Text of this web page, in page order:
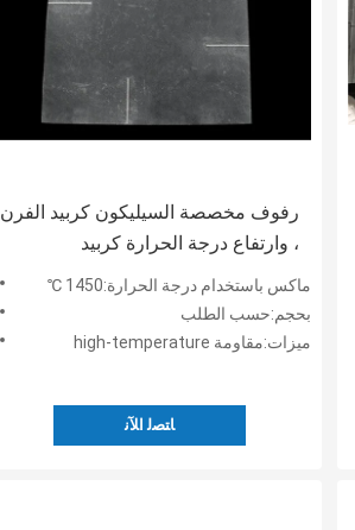
رفوف مخصصة السيليكون كربيد الفرن
، وارتفاع درجة الحرارة كربيد
السيليكون لوحة
ماكس باستخدام درجة الحرارة:1450 ℃
بحجم:حسب الطلب
ميزات:مقاومة high-temperature
ﺎﺘﺼﻟ ﺍﻶﻧ